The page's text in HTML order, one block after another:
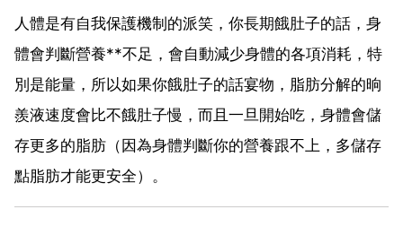
人體是有自我保護機制的派笑，你長期餓肚子的話，身
體會判斷營養**不足，會自動減少身體的各項消耗，特
別是能量，所以如果你餓肚子的話宴物，脂肪分解的晌
羨液速度會比不餓肚子慢，而且一旦開始吃，身體會儲
存更多的脂肪（因為身體判斷你的營養跟不上，多儲存
點脂肪才能更安全）。